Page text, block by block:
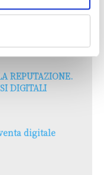
REPUTAZIONE.
DIGITALI
digitale